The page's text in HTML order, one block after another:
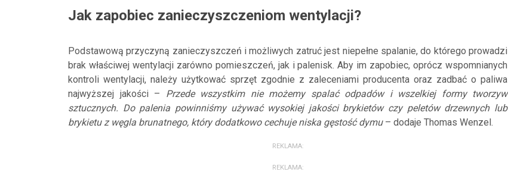
Jak zapobiec zanieczyszczeniom wentylacji?
Podstawową przyczyną zanieczyszczeń i możliwych zatruć jest niepełne spalanie, do którego prowadzi
brak właściwej wentylacji zarówno pomieszczeń, jak i palenisk. Aby im zapobiec, oprócz wspomnianych
kontroli wentylacji, należy użytkować sprzęt zgodnie z zaleceniami producenta oraz zadbać o paliwa
najwyższej jakości – Przede wszystkim nie możemy spalać odpadów i wszelkiej formy tworzyw
sztucznych. Do palenia powinniśmy używać wysokiej jakości brykietów czy peletów drzewnych lub
brykietu z węgla brunatnego, który dodatkowo cechuje niska gęstość dymu– dodaje Thomas Wenzel.
REKLAMA:
REKLAMA: